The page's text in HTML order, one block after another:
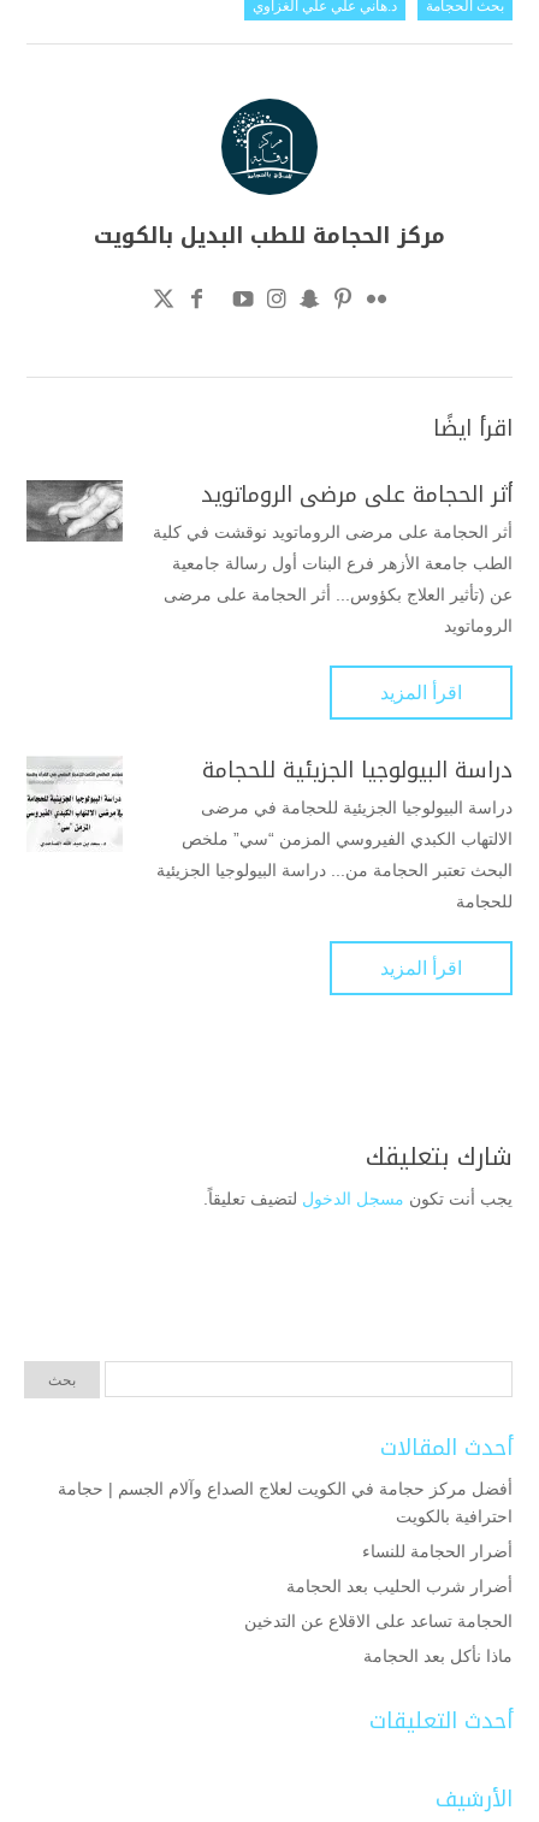
بحث الحجامة د.هاني علي علي الغزاوي
مركز الحجامة للطب البديل بالكويت
اقرأ ايضًا
أثر الحجامة على مرضى الروماتويد
أثر الحجامة على مرضى الروماتويد نوقشت في كلية
الطب جامعة الأزهر فرع البنات أول رسالة جامعية
عن (تأثير العلاج بكؤوس... أثر الحجامة على مرضى
الروماتويد
اقرأ المزيد
دراسة البيولوجيا الجزيئية للحجامة
دراسة البيولوجيا الجزيئية للحجامة في مرضى
الالتهاب الكبدي الفيروسي المزمن “سي” ملخص
البحث تعتبر الحجامة من... دراسة البيولوجيا الجزيئية
للحجامة
اقرأ المزيد
شارك بتعليقك
يجب أنت تكون مسجل الدخول لتضيف تعليقاً.
أحدث المقالات
أفضل مركز حجامة في الكويت لعلاج الصداع وآلام الجسم | حجامة
احترافية بالكويت
أضرار الحجامة للنساء
أضرار شرب الحليب بعد الحجامة
الحجامة تساعد على الاقلاع عن التدخين
ماذا نأكل بعد الحجامة
أحدث التعليقات
الأرشيف